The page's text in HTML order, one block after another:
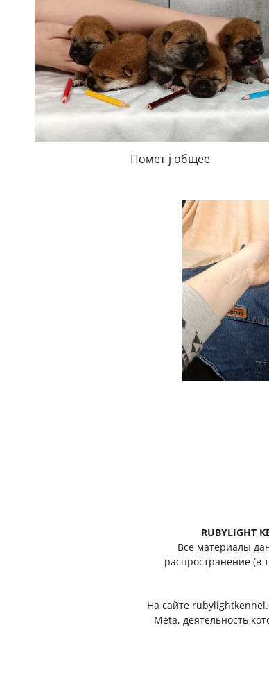
Помет j общее
RUBYLIGHT
Все материалы
распространение (в
На сайте
Meta, деятельность